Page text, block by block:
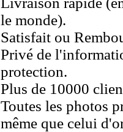
le monde).
Satisfait ou
Privé de
protection.
Plus de 10000
Toutes les photos
même que celui